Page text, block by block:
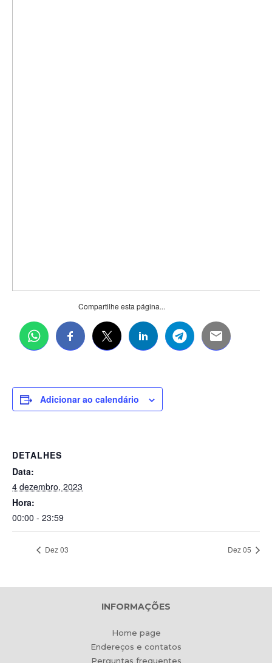
Compartilhe esta página...
Adicionar ao calendário
DETALHES
Data:
4 dezembro, 2023
Hora:
00:00 - 23:59
Dez 03 Dez 05
INFORMAÇÕES
Home page
Endereços e contatos
Perguntas frequentes